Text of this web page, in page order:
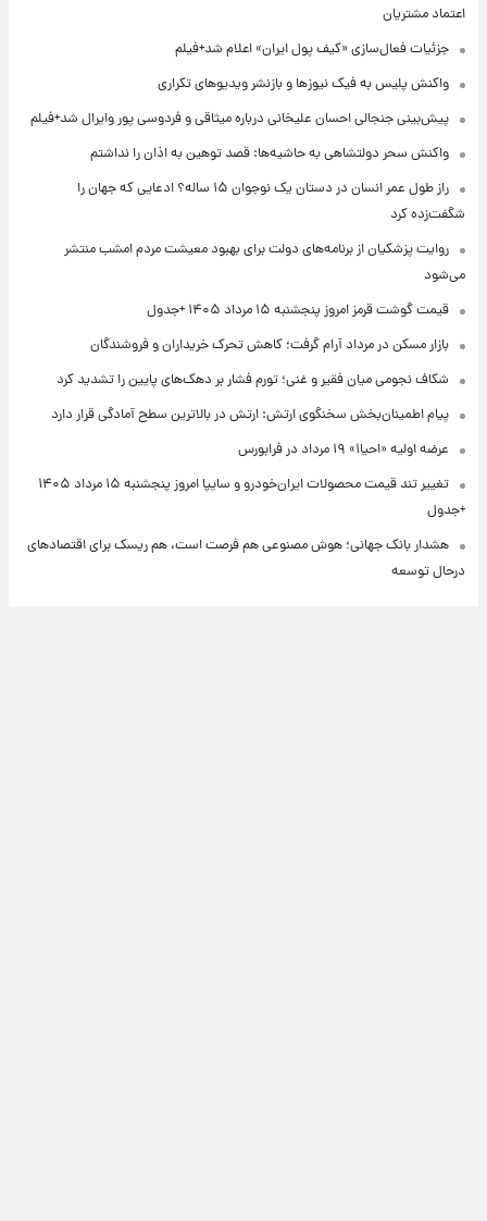
اعتماد مشتریان
جزئیات فعال‌سازی «کیف پول ایران» اعلام شد+فیلم
واکنش پلیس به فیک نیوزها و بازنشر ویدیوهای تکراری
پیش‌بینی جنجالی احسان علیخانی درباره میثاقی و فردوسی پور وایرال شد+فیلم
واکنش سحر دولتشاهی به حاشیه‌ها: قصد توهین به اذان را نداشتم
راز طول عمر انسان در دستان یک نوجوان ۱۵ ساله؟ ادعایی که جهان را
شگفت‌زده کرد
روایت پزشکیان از برنامه‌های دولت برای بهبود معیشت مردم امشب منتشر
می‌شود
قیمت گوشت قرمز امروز پنجشنبه ۱۵ مرداد ۱۴۰۵ +جدول
بازار مسکن در مرداد آرام گرفت؛ کاهش تحرک خریداران و فروشندگان
شکاف نجومی میان فقیر و غنی؛ تورم فشار بر دهک‌های پایین را تشدید کرد
پیام اطمینان‌بخش سخنگوی ارتش: ارتش در بالاترین سطح آمادگی قرار دارد
عرضه اولیه «احیا۱» ۱۹ مرداد در فرابورس
تغییر تند قیمت محصولات ایران‌خودرو و سایپا امروز پنجشنبه ۱۵ مرداد ۱۴۰۵
+جدول
هشدار بانک جهانی؛ هوش مصنوعی هم فرصت است، هم ریسک برای اقتصادهای
درحال توسعه